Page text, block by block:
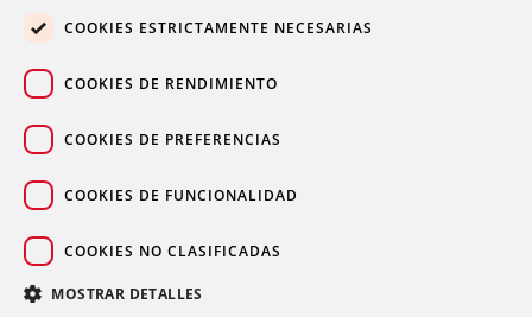
Podcast
© 2026 Grupo sanitario Ribera
COOKIES ESTRICTAMENTE NECESARIAS
COOKIES DE RENDIMIENTO
COOKIES DE PREFERENCIAS
COOKIES DE FUNCIONALIDAD
COOKIES NO CLASIFICADAS
MOSTRAR DETALLES